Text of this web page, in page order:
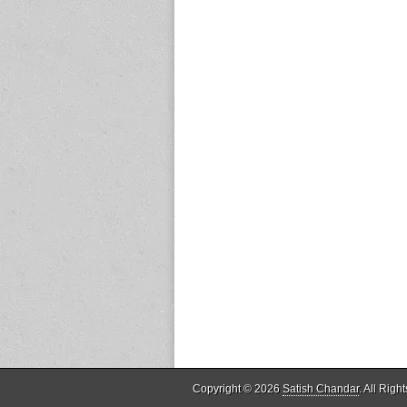
Copyright © 2026 Satish Chandar. All